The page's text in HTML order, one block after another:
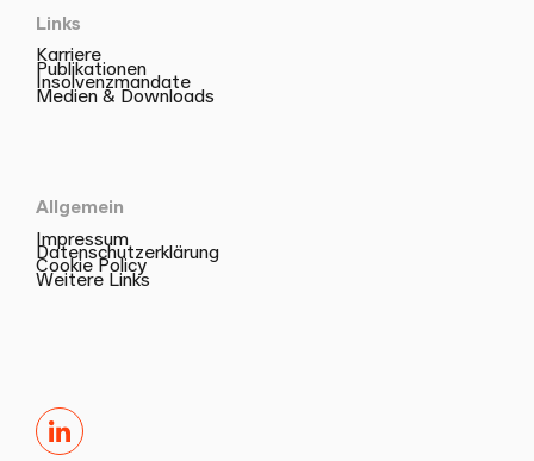
Links
Karriere
Publikationen
Insolvenzmandate
Medien & Downloads
Allgemein
Impressum
Datenschutzerklärung
Cookie Policy
Weitere Links
LinkedIn